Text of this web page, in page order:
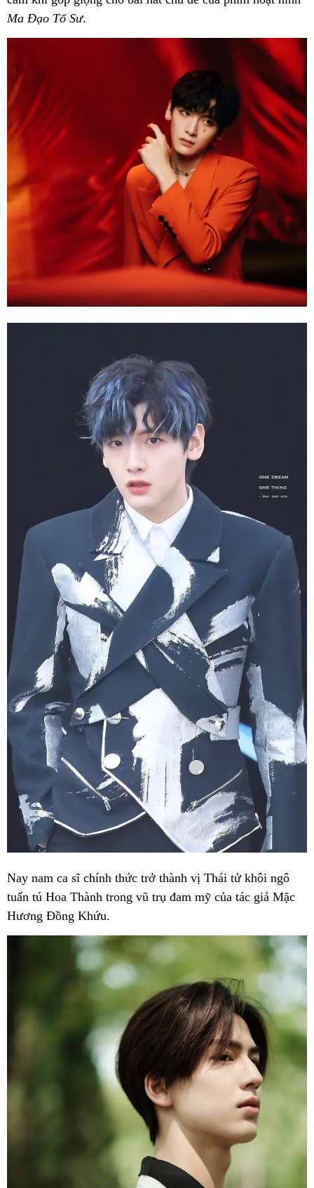
Ma Đạo Tổ Sư.
Nay nam ca sĩ chính thức trở thành vị Thái tử khôi ngô
tuấn tú Hoa Thành trong vũ trụ đam mỹ của tác giả Mặc
Hương Đồng Khứu.